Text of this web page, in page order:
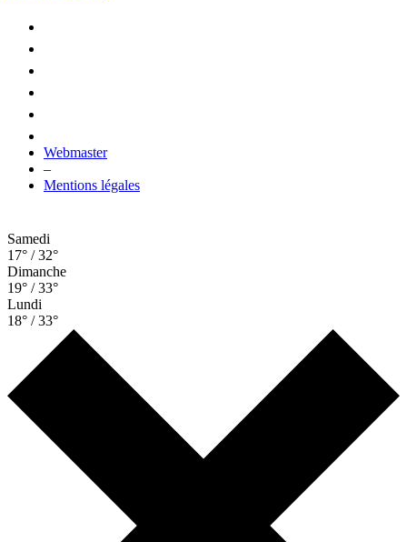
Webmaster
–
Mentions légales
Samedi
17° / 32°
Dimanche
19° / 33°
Lundi
18° / 33°